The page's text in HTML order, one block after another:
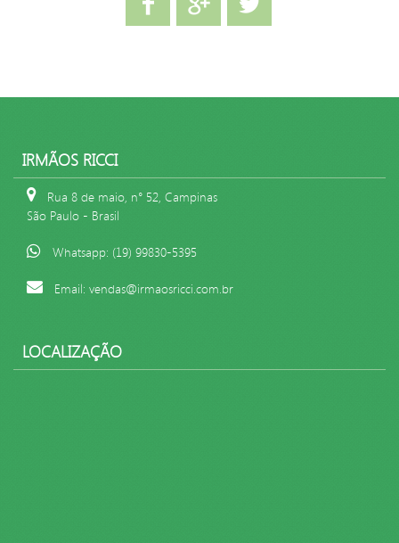
IRMÃOS RICCI
Rua 8 de maio, n° 52, Campinas
São Paulo - Brasil
Whatsapp: (19) 99830-5395
Email: vendas@irmaosricci.com.br
LOCALIZAÇÃO